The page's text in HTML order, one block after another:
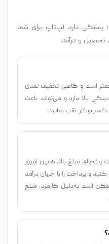
بستگی دارد لپ‌تاپ برای شما
تحصیل و درآمد.
است و گاهی تخفیف نقدی
بالا دارد و می‌تواند باعث
کسب‌وکار عقب بمانید.
یک‌جای مبلغ بالا، همین امروز
و پرداخت را با جریان درآمد
است به‌دلیل کارمزد، مبلغ